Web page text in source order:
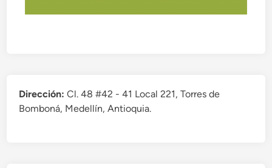
Dirección:Cl. 48 #42 - 41 Local 221, Torres de
Bomboná, Medellín, Antioquia.